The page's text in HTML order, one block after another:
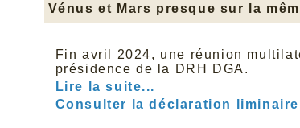
Vénus et Mars presque sur la
Fin avril 2024, une réunion
présidence de la DRH DGA.
Lire la suite...
Consulter la déclaration